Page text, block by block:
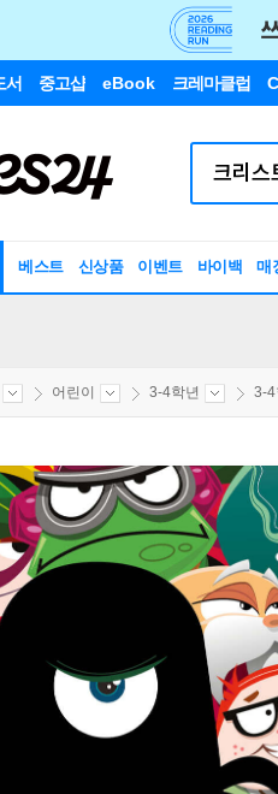
서 중고샵 eBook 크레마클럽
베스트 신상품 이벤트 바이백 매
어린이 3-4학년 3-4